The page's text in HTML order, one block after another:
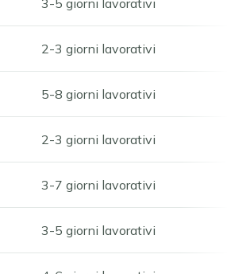
3-5 giorni lavorativi
2-3 giorni lavorativi
5-8 giorni lavorativi
2-3 giorni lavorativi
3-7 giorni lavorativi
3-5 giorni lavorativi